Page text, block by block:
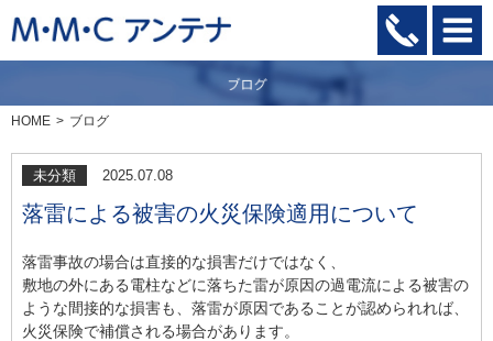
HOME ブログ
未分類 2025.07.08
落雷による被害の火災保険適用について
落雷事故の場合は直接的な損害だけではなく、
敷地の外にある電柱などに落ちた雷が原因の過電流による被害の
ような間接的な損害も、落雷が原因であることが認められれば、
火災保険で補償される場合があります。